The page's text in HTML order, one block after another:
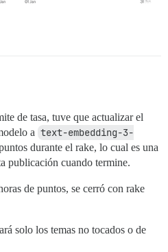
de tasa, tuve que actualizar el
a text-embedding-3-
durante el rake, lo cual es una
publicación cuando termine.
de puntos, se cerró con rake
solo los temas no tocados o de